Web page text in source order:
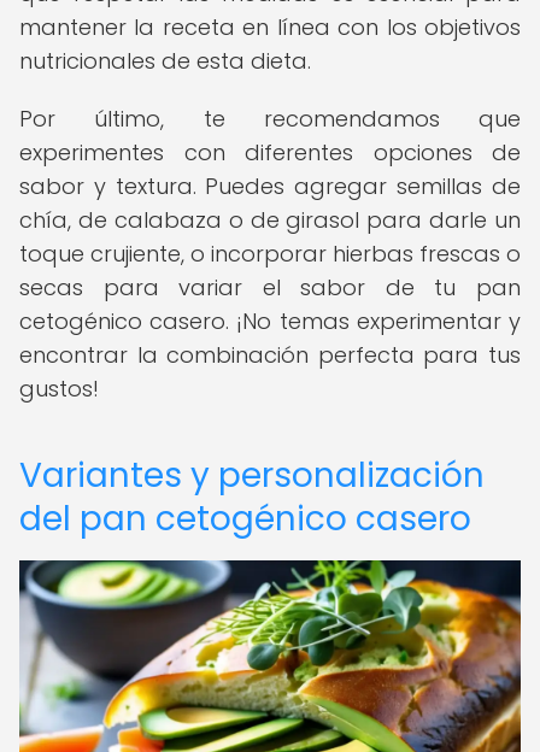
mantener la receta en línea con los objetivos
nutricionales de esta dieta.
Por último, te recomendamos que
experimentes con diferentes opciones de
sabor y textura. Puedes agregar semillas de
chía, de calabaza o de girasol para darle un
toque crujiente, o incorporar hierbas frescas o
secas para variar el sabor de tu pan
cetogénico casero. ¡No temas experimentar y
encontrar la combinación perfecta para tus
gustos!
Variantes y personalización
del pan cetogénico casero